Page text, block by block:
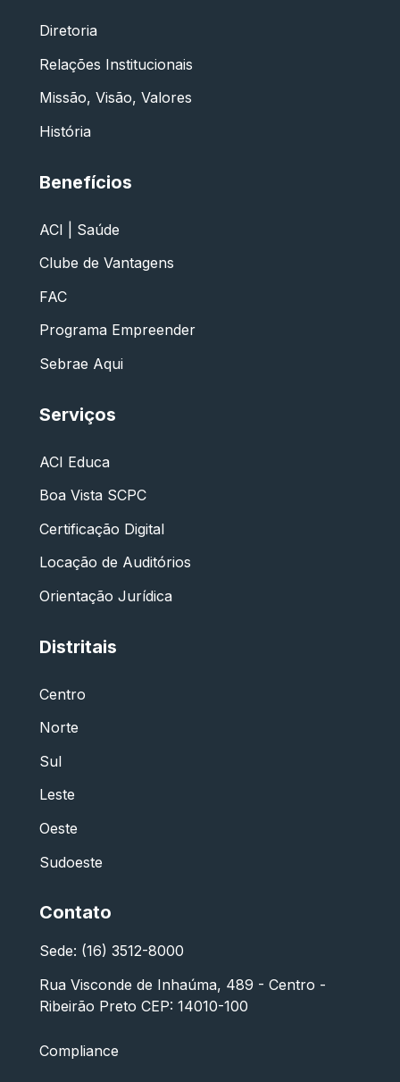
Diretoria
Relações Institucionais
Missão, Visão, Valores
História
Benefícios
ACI | Saúde
Clube de Vantagens
FAC
Programa Empreender
Sebrae Aqui
Serviços
ACI Educa
Boa Vista SCPC
Certificação Digital
Locação de Auditórios
Orientação Jurídica
Distritais
Centro
Norte
Sul
Leste
Oeste
Sudoeste
Contato
Sede: (16) 3512-8000
Rua Visconde de Inhaúma, 489 - Centro -
Ribeirão Preto CEP: 14010-100
Compliance